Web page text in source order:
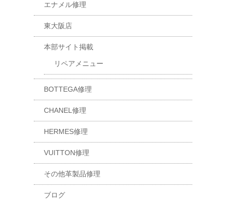
エナメル修理
東大阪店
本部サイト掲載
リペアメニュー
BOTTEGA修理
CHANEL修理
HERMES修理
VUITTON修理
その他革製品修理
ブログ